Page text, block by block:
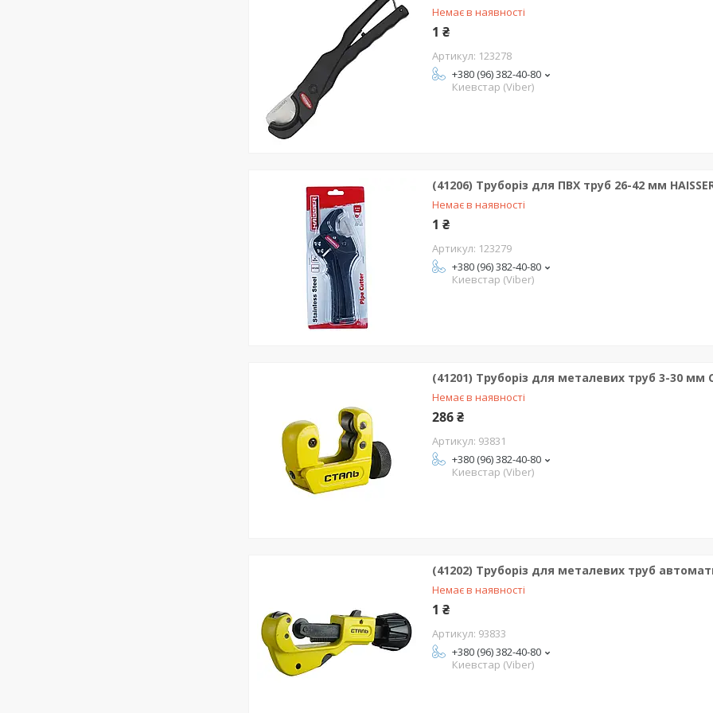
Немає в наявності
1 ₴
123278
+380 (96) 382-40-80
Киевстар (Viber)
(41206) Труборіз для ПВХ труб 26-42 мм
Немає в наявності
1 ₴
123279
+380 (96) 382-40-80
Киевстар (Viber)
(41201) Труборіз для металевих труб 3-30 мм
Немає в наявності
286 ₴
93831
+380 (96) 382-40-80
Киевстар (Viber)
(41202) Труборіз для металевих труб
Немає в наявності
1 ₴
93833
+380 (96) 382-40-80
Киевстар (Viber)